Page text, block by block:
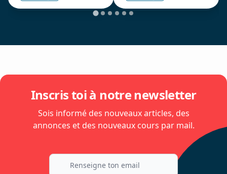
Inscris toi à notre newsletter
Sois informé des nouveaux articles, des
annonces et des nouveaux cours par mail.